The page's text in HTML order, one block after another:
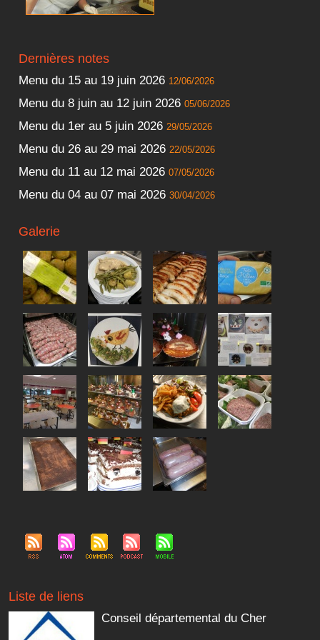
Dernières notes
Menu du 15 au 19 juin 2026 12/06/2026
Menu du 8 juin au 12 juin 2026 05/06/2026
Menu du 1er au 5 juin 2026 29/05/2026
Menu du 26 au 29 mai 2026 22/05/2026
Menu du 11 au 12 mai 2026 07/05/2026
Menu du 04 au 07 mai 2026 30/04/2026
Galerie
Liste de liens
Conseil départemental du Cher